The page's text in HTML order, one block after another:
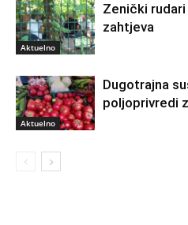
Aktuelno
Zenički
zahtjeva
Aktuelno
Dugotrajna
poljoprivredi